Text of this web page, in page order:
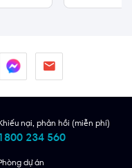
nại, phản hồi (miễn phí)
1800 234 560
dự án